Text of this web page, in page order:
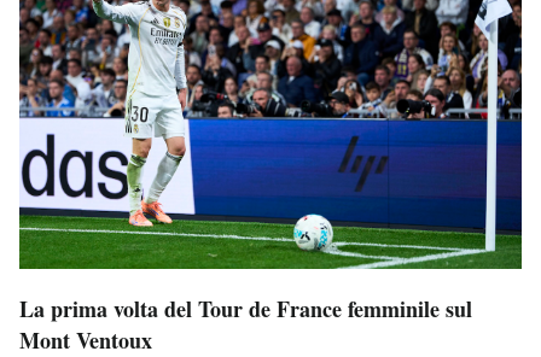
La prima volta del Tour de France femminile sul
Mont Ventoux